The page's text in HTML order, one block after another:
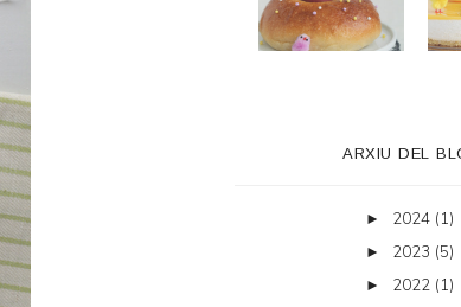
ARXIU DEL
► 2024 (1)
► 2023 (5)
► 2022 (1)